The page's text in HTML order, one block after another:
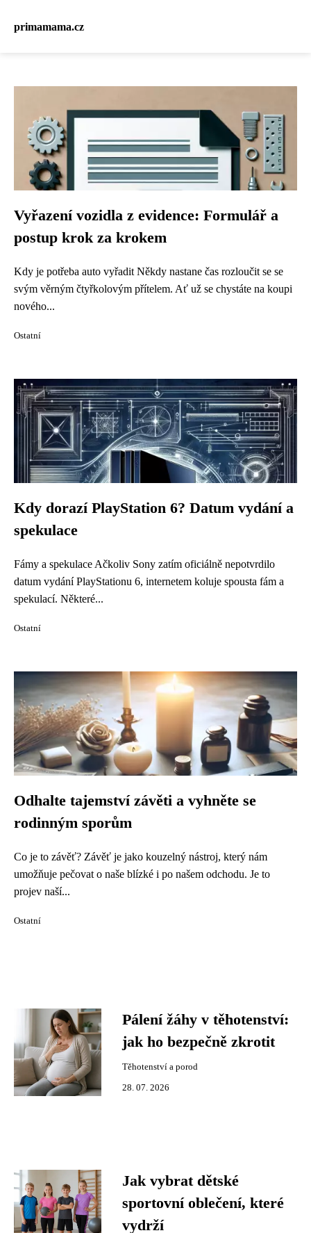
primamama.cz
Vyřazení vozidla z evidence: Formulář a
postup krok za krokem
Kdy je potřeba auto vyřadit Někdy nastane čas rozloučit se se
svým věrným čtyřkolovým přítelem. Ať už se chystáte na koupi
nového...
Ostatní
Kdy dorazí PlayStation 6? Datum vydání a
spekulace
Fámy a spekulace Ačkoliv Sony zatím oficiálně nepotvrdilo
datum vydání PlayStationu 6, internetem koluje spousta fám a
spekulací. Některé...
Ostatní
Odhalte tajemství závěti a vyhněte se
rodinným sporům
Co je to závěť? Závěť je jako kouzelný nástroj, který nám
umožňuje pečovat o naše blízké i po našem odchodu. Je to
projev naší...
Ostatní
Pálení žáhy v těhotenství:
jak ho bezpečně zkrotit
Těhotenství a porod
28. 07. 2026
Jak vybrat dětské
sportovní oblečení, které
vydrží